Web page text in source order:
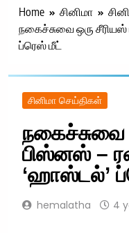
Home சினிமா
நகைச்சுவை ஒரு சீரியஸ்
ப்ரெஸ் மீட்
சினிமா செய்திகள்
நகைச்சுவை
பிஸ்னஸ் –
‘ஹாஸ்டல்’
hemalatha 4